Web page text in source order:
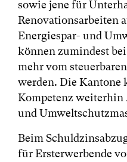
sowie jene für
Renovationsarbeiten
Energiespar- und
können zumindest
mehr vom
werden. Die Kantone
Kompetenz weiterhin
und
Beim
für Ersterwerbende